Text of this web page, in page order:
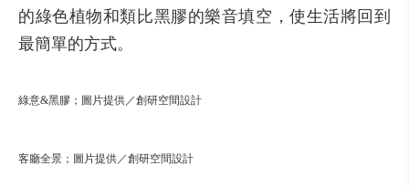
的綠色植物和類比黑膠的樂音填空，使生活將回到
最簡單的方式。
綠意&黑膠；圖片提供／創研空間設計
客廳全景；圖片提供／創研空間設計